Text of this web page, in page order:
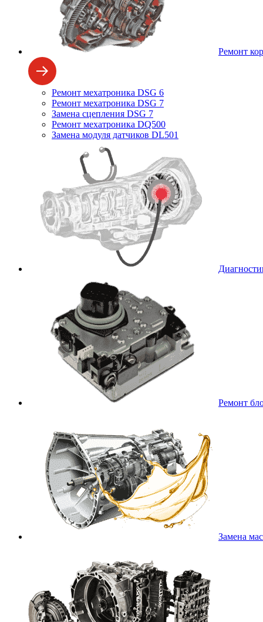
Ремонт
Ремонт мехатроника DSG 6
Ремонт мехатроника DSG 7
Замена сцепления DSG 7
Ремонт мехатроника DQ500
Замена модуля датчиков DL501
Ремонт
Замена